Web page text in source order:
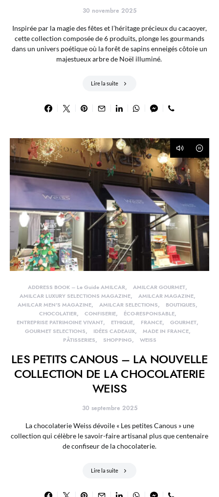
30 novembre 2025
Inspirée par la magie des fêtes et l’héritage précieux du cacaoyer,
cette collection composée de 6 produits, plonge les gourmands
dans un univers poétique où la forêt de sapins enneigés côtoie un
majestueux arbre de Noël illuminé.
Lire la suite
ADDRESS BOOK – Le Guide AMILCAR
AMILCAR GOURMET
AMILCAR LUXURY SELECTIONS MAGAZINE
AMILCAR MAGAZINE
AMILCAR MEN'S MAGAZINE
AMILCAR SELECTIONS
BOUTIQUES
CHOCOLATIER
CONFISERIE
ÉCO-RESPONSABLE
ENTREPRISE PATRIMOINE VIVANT
ETHIQUE FRANCE
GOURMET
GOURMET SELECTIONS
IDÉES CADEAUX
MADE IN FRANCE
PÂTISSERIES
SHOPPING WEISS
LES PETITS CANOUS – LA NOUVELLE
COLLECTION DE LA CHOCOLATERIE
WEISS
30 septembre 2025
La chocolaterie Weiss dévoile « Les petites Canous » une
collection qui célèbre le savoir-faire artisanal plus que centenaire
de confiseur de la chocolaterie.
Lire la suite